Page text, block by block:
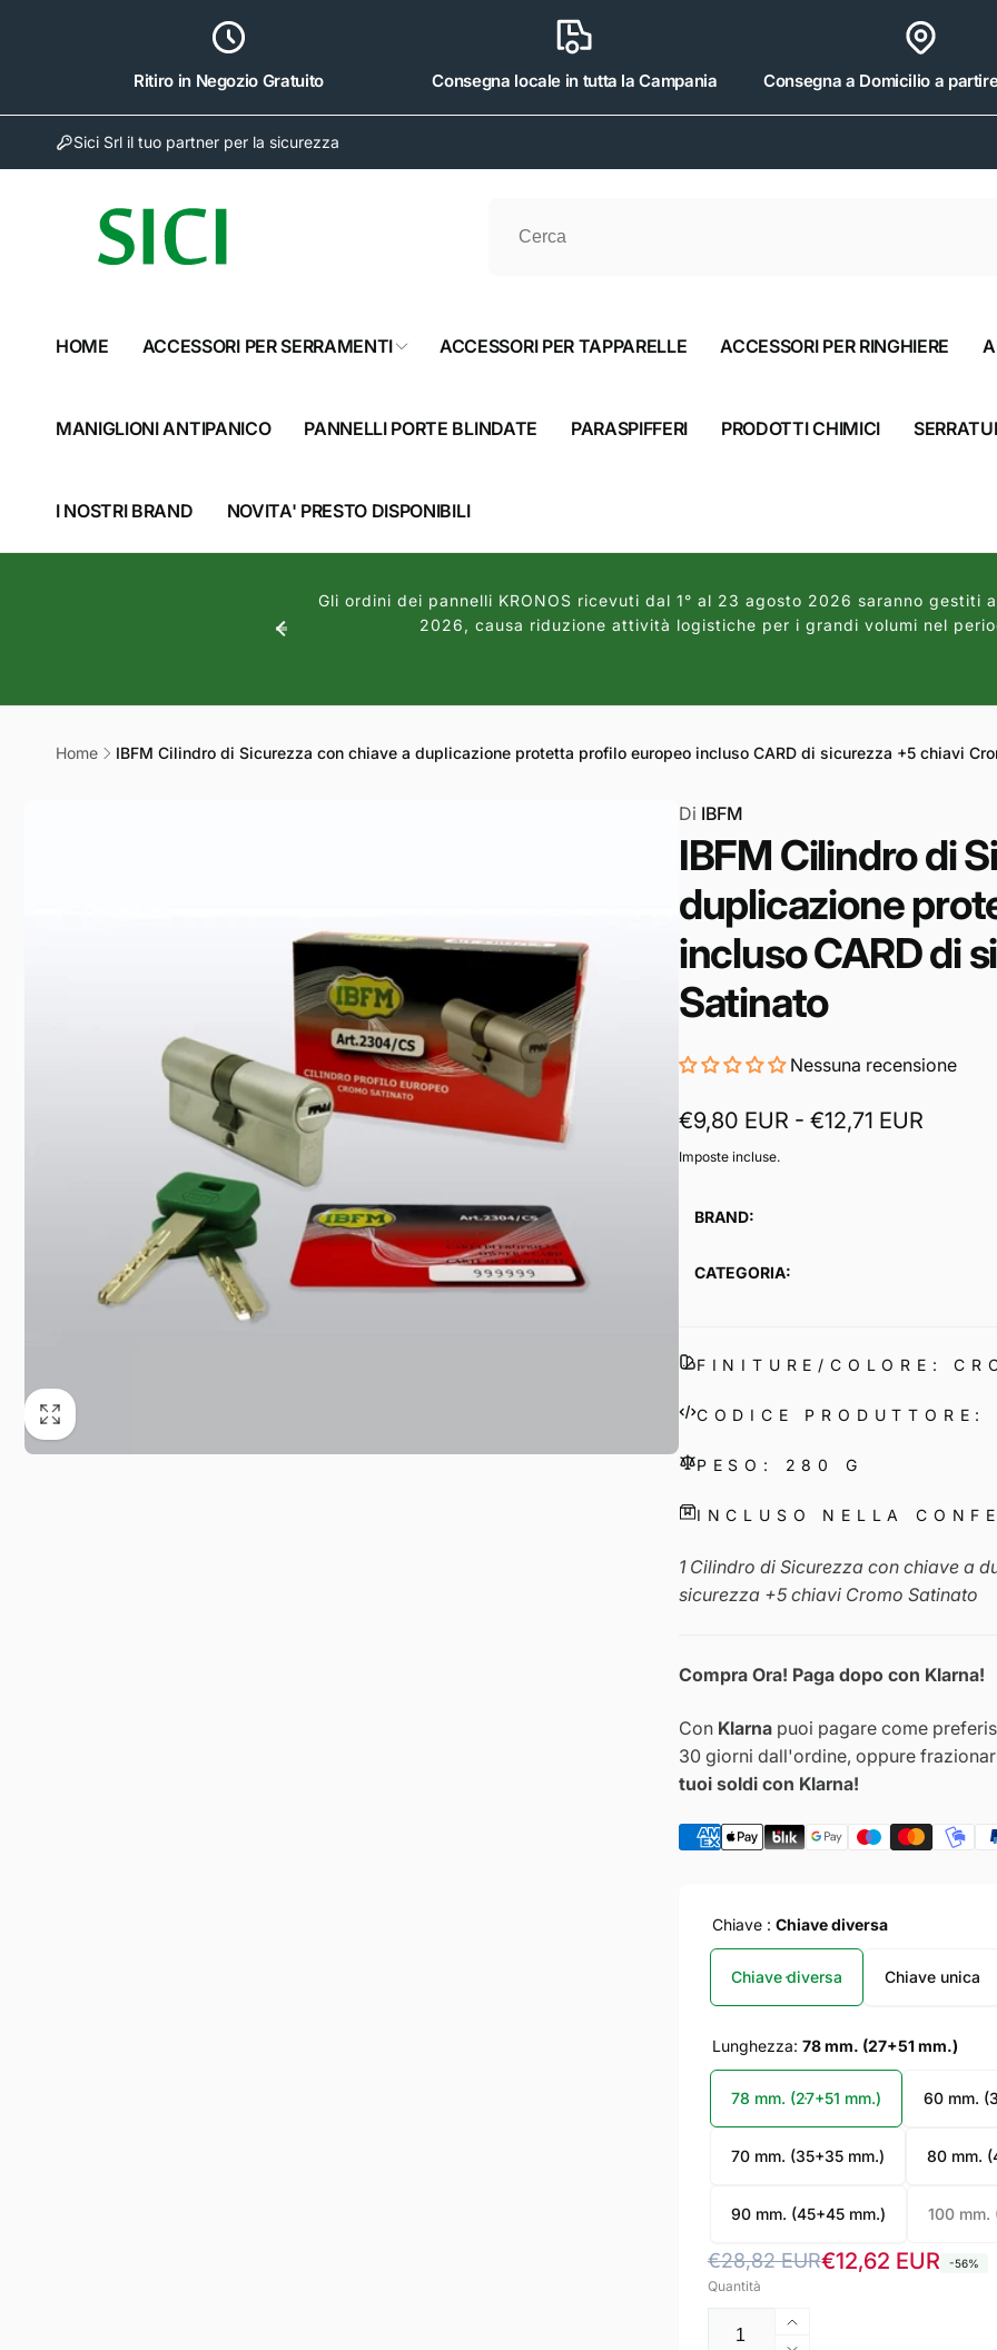
Ritiro in Negozio Gratuito Consegna locale in tutta la Campania Consegna a Domicilio a
Sici Srl il tuo partner per la sicurezza
HOME ACCESSORI PER SERRAMENTI ACCESSORI PER TAPPARELLE ACCESSORI PER RINGHIERE
MANIGLIONI ANTIPANICO PANNELLI PORTE BLINDATE PARASPIFFERI PRODOTTI CHIMICI
I NOSTRI BRAND NOVITA' PRESTO DISPONIBILI
Gli ordini dei pannelli KRONOS ricevuti dal 1° al 23 agosto 2026 saranno gestiti
2026, causa riduzione attività logistiche per i grandi volumi nel
Home IBFM Cilindro di Sicurezza con chiave a duplicazione protetta profilo europeo incluso CARD di sicurezza +5 chiavi
Di IBFM
IBFM Cilindro di
duplicazione
incluso CARD di
Satinato
Nessuna recensione
€9,80 EUR - €12,71 EUR
Imposte incluse.
BRAND:
CATEGORIA:
FINITURE/COLORE:
CODICE PRODUTTORE:
PESO: 280 G
INCLUSO NELLA
1 Cilindro di Sicurezza con chiave a
sicurezza +5 chiavi Cromo Satinato
Compra Ora! Paga dopo con Klarna!
Con Klarnapuoi pagare come
30 giorni dall'ordine, oppure
tuoi soldi con Klarna!
Chiave : Chiave diversa
Chiave diversa Chiave unica
Lunghezza: 78 mm. (27+51 mm.)
78 mm. (27+51 mm.) 60 mm.
70 mm. (35+35 mm.) 80 mm.
90 mm. (45+45 mm.) 100 mm.
Prezzo
di
listino
€28,82 EUR
Prezzo
scontato
€12,62 EUR -56%
Quantità
Aumenta
81024 Saliscendi CE